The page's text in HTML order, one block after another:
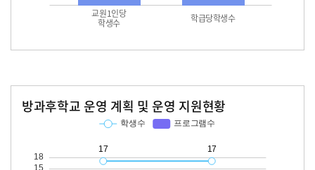
교원1인당
학생수 학급당학생수
방과후학교 운영 계획 및 운영 지원현황